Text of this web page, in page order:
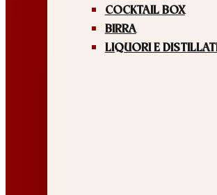
COCKTAIL BOX
BIRRA
LIQUORI E DISTILLATI